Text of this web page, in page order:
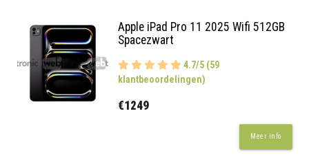
Apple iPad Pro 11 2025 Wifi 512GB
Spacezwart
4.7/5 (59
klantbeoordelingen)
€1249
Meer info